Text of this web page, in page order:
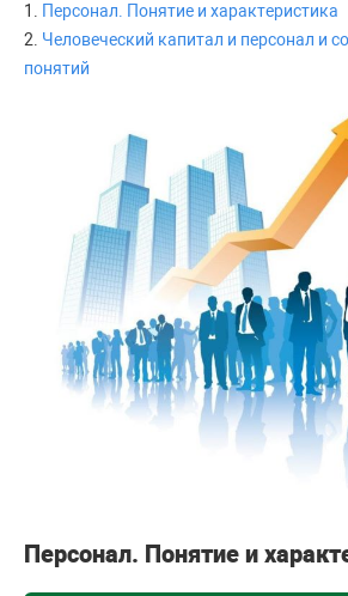
1.
Персонал. Понятие и характеристика
2. Человеческий капитал и персонал и
понятий
Персонал. Понятие и